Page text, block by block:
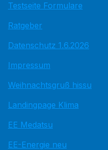
Testseite Formulare
Ratgeber
Datenschutz 1.6.2026
Impressum
Weihnachtsgruß hissu
Landingpage Klima
EE Medatsu
EE-Energie neu